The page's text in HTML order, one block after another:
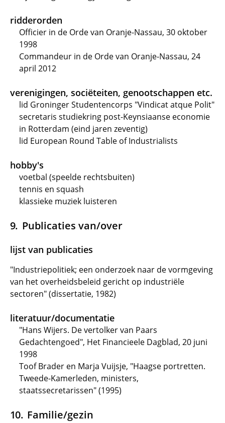
ridderorden
Officier in de Orde van Oranje-Nassau, 30 oktober
1998
Commandeur in de Orde van Oranje-Nassau, 24
april 2012
verenigingen, sociëteiten, genootschappen etc.
lid Groninger Studentencorps "Vindicat atque Polit"
secretaris studiekring post-Keynsiaanse economie
in Rotterdam (eind jaren zeventig)
lid European Round Table of Industrialists
hobby's
voetbal (speelde rechtsbuiten)
tennis en squash
klassieke muziek luisteren
Publicaties van/over
lijst van publicaties
"Industriepolitiek; een onderzoek naar de vormgeving
van het overheidsbeleid gericht op industriële
sectoren" (dissertatie, 1982)
literatuur/documentatie
"Hans Wijers. De vertolker van Paars
Gedachtengoed", Het Financieele Dagblad, 20 juni
1998
Toof Brader en Marja Vuijsje, "Haagse portretten.
Tweede-Kamerleden, ministers,
staatssecretarissen" (1995)
Familie/gezin